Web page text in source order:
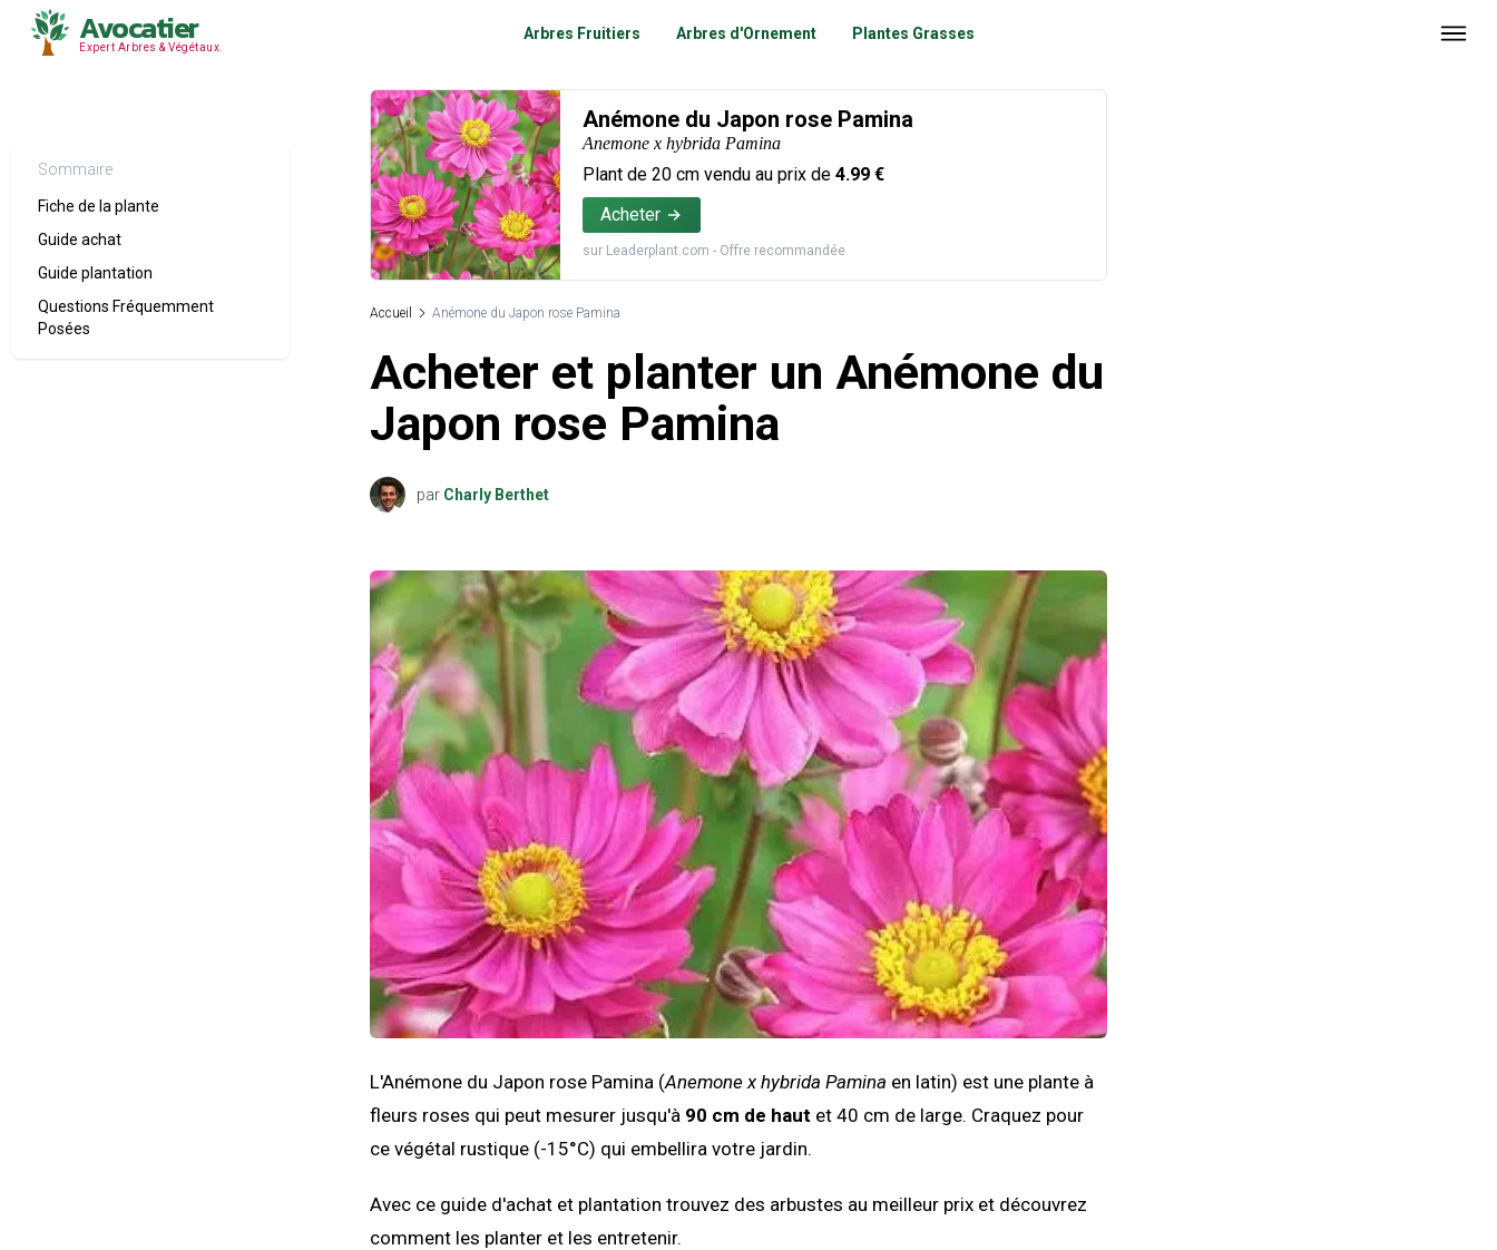
Avocatier
Expert Arbres & Végétaux.
Arbres Fruitiers Arbres d'Ornement Plantes Grasses
Sommaire
Fiche de la plante
Guide achat
Guide plantation
Questions Fréquemment
Posées
Anémone du Japon rose Pamina
Anemone x hybrida Pamina
Plant de 20 cm vendu au prix de 4.99 €
Acheter
sur Leaderplant.com - Offre recommandée
Accueil Anémone du Japon rose Pamina
Acheter et planter un Anémone du
Japon rose Pamina
par Charly Berthet
L'Anémone du Japon rose Pamina (Anemone x hybrida Pamina en latin) est une plante à
fleurs roses qui peut mesurer jusqu'à 90 cm de haut et 40 cm de large. Craquez pour
ce végétal rustique (-15°C) qui embellira votre jardin.
Avec ce guide d'achat et plantation trouvez des arbustes au meilleur prix et découvrez
comment les planter et les entretenir.